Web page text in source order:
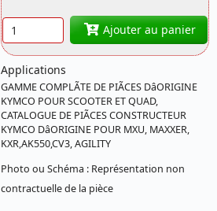
Quantité Ajouter au panier
Applications
GAMME COMPLÃTE DE PIÃCES DâORIGINE
KYMCO POUR SCOOTER ET QUAD,
CATALOGUE DE PIÃCES CONSTRUCTEUR
KYMCO DâORIGINE POUR MXU, MAXXER,
KXR,AK550,CV3, AGILITY
Photo ou Schéma : Représentation non
contractuelle de la pièce